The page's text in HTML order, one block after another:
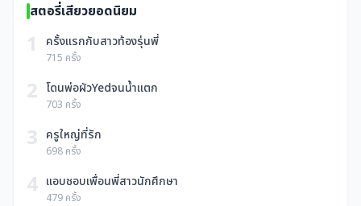
สตอรี่เสียวยอดนิยม
1 ครั้งแรกกับสาวท้องรุ่นพี่
715 ครั้ง
2 โดนพ่อผัวYedจนน้ำแตก
703 ครั้ง
3 ครูใหญ่ที่รัก
698 ครั้ง
4 แอบชอบเพื่อนพี่สาวนักศึกษา
479 ครั้ง